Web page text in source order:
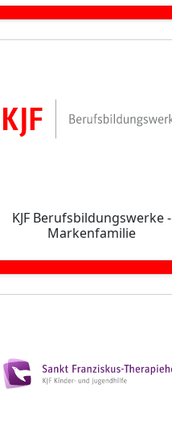
KJF Berufsbildungswerke -
Markenfamilie